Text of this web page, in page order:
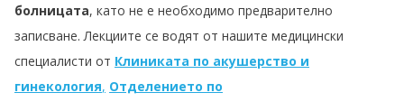
болницата, като не е необходимо предварително
записване. Лекциите се водят от нашите медицински
специалисти от Клиниката по акушерство и
гинекология, Отделението по